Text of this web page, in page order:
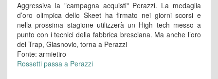
Aggressiva la "campagna acquisti" Perazzi. La medaglia
d’oro olimpica dello Skeet ha firmato nei giorni scorsi e
nella prossima stagione utilizzerà un High tech messo a
punto con i tecnici della fabbrica bresciana. Ma anche l’oro
del Trap, Glasnovic, torna a Perazzi
Fonte: armietiro
Rossetti passa a Perazzi